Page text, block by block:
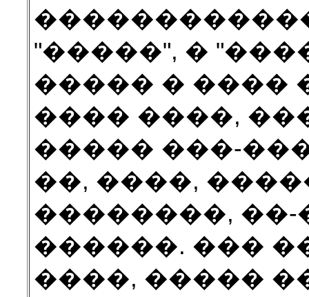
"�����", �
����� � ����
���� ����,
����� ���-
��, ����,
��������, ��-
������. ���
����, �����